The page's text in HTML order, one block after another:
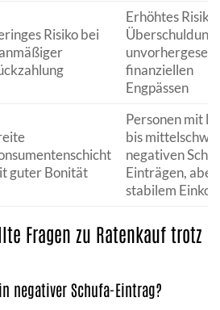
Risiko bei
Erhöhtes Risiko
Überschuldung
finanziellen
Engpässen
guter Bonität
Personen mit
bis
negativen
Einträgen, aber
stabilem
Fragen zu Ratenkauf trotz
negativer Schufa-Eintrag?